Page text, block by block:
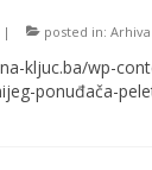
posted in: Arhiva
kljuc.ba/wp-
ponuđača-